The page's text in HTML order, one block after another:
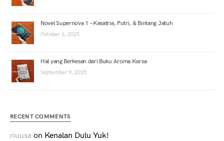
Novel Supernova 1 – Kesatria, Putri, & Bintang Jatuh
October 6, 2025
Hal yang Berkesan dari Buku Aroma Karsa
September 9, 2025
RECENT COMMENTS
riuusa on Kenalan Dulu Yuk!